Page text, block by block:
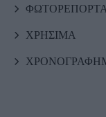
ΧΡΗΣΙΜΑ